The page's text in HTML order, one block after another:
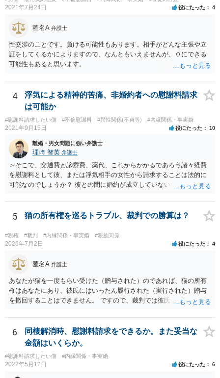
2021年7月24日 役にたった 4
匿名A 弁護士
性交渉のことです。負ける可能性もあります。相手がどんな主張や立
証をしてくるかによりますので、なんともいえませんが、０にできる
可能性もあると思います。
4
浮気による精神的苦痛、非婚約者への慰謝料請求
は可能か
#慰謝料請求したい側 #不倫慰謝料 #異性関係(不貞等) #内縁関係・事実婚
2021年9月15日 役にたった 10
離婚・男女問題に強い弁護士
理崎 智英 弁護士
＞そこで、交通費と診察費、薬代、これからかかるであろう諸々経費
を慰謝料として彼、または浮気相手の女性から請求することは法的に
可能なのでしょうか？ 彼との間に婚約が成立していない場合には，彼
5 猫の所有権を巡るトラブル、裁判での勝算は？
#親権 #裁判 #内縁関係・事実婚 #親族関係
2026年7月2日 役にたった 4
匿名A 弁護士
あなたが猫を一度もらい受けた（贈与された）のであれば、猫の所有
権はあなたにあり、彼氏にはいったん履行された（実行された）贈与
を撤回することはできません。 ですので、裁判では彼氏が勝つことは
の事情からははっきりしませんので、早めに弁護士に面談相談する方
がいいでしょう。 場合によっては弁護士名で通知等出してもらうほう
がいいかもしれません。
6
同棲解消時、慰謝料請求をできるか。また妥当な
金額はいくらか。
#慰謝料請求したい側 #内縁関係・事実婚
2022年5月12日 役にたった 6